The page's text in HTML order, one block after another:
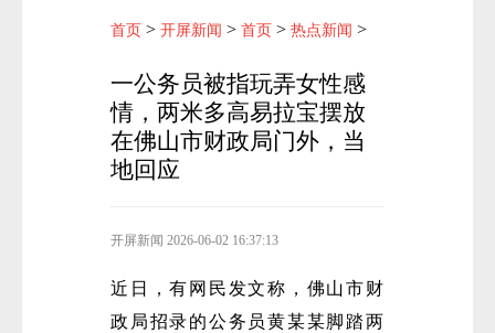
首页 > 开屏新闻 > 首页 > 热点新闻 >
一公务员被指玩弄女性感
情，两米多高易拉宝摆放
在佛山市财政局门外，当
地回应
开屏新闻 2026-06-02 16:37:13
近日，有网民发文称，佛山市财
政局招录的公务员黄某某脚踏两